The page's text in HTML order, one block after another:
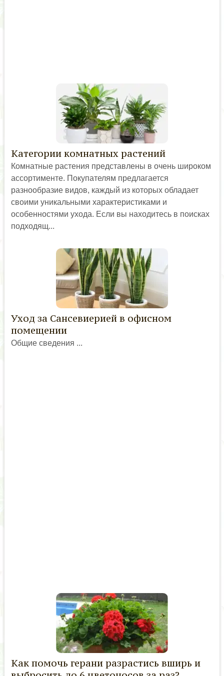
Категории комнатных растений
Комнатные растения представлены в очень широком
ассортименте. Покупателям предлагается
разнообразие видов, каждый из которых обладает
своими уникальными характеристиками и
особенностями ухода. Если вы находитесь в поисках
подходящ...
Уход за Сансевиерией в офисном
помещении
Общие сведения ...
Как помочь герани разрастись вширь и